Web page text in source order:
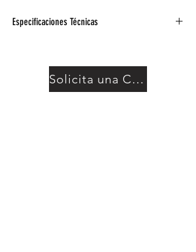
Especificaciones Técnicas
Sonido: Brillante
Peso: Fino
Solicita una Cotización